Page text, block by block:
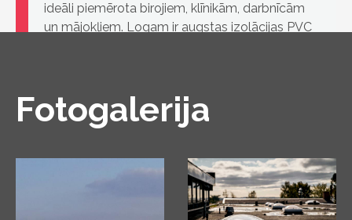
ideāli piemērota birojiem, klīnikām, darbnīcām
un mājokļiem. Logam ir augstas izolācijas PVC
Fotogalerija